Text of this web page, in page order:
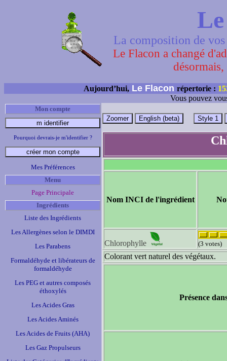
La composition de
Le Flacon a changé
Aujourd’hui, Le Flacon répertorie :
Vous pouvez
Mon compte
Pourquoi devrais-je m'identifier ?
Mes Préférences
Menu
Page Principale
Ingrédients
Liste des Ingrédients
Les Allergènes selon le DIMDI
Les Parabens
Formaldéhyde et libérateurs de
formaldéhyde
Les PEG et autres composés
éthoxylés
Les Acides Gras
Les Acides Aminés
Les Acides de Fruits (AHA)
Les Gaz Propulseurs
Nom INCI de l'ingrédient
Chlorophylle (3 votes)
Colorant vert naturel des végétaux.
Présence